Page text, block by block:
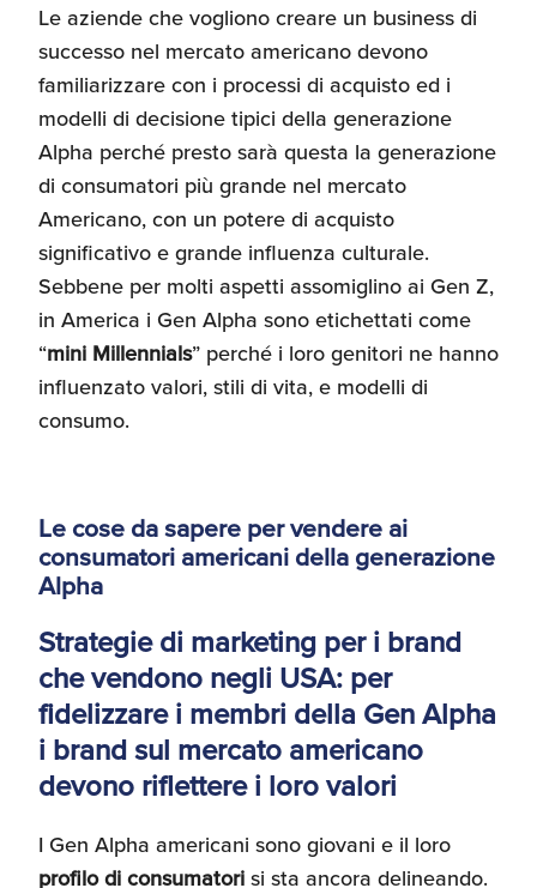
Le aziende che vogliono creare un business di
successo nel mercato americano devono
familiarizzare con i processi di acquisto ed i
modelli di decisione tipici della generazione
Alpha perché presto sarà questa la generazione
di consumatori più grande nel mercato
Americano, con un potere di acquisto
significativo e grande influenza culturale.
Sebbene per molti aspetti assomiglino ai Gen Z,
in America i Gen Alpha sono etichettati come
“mini Millennials” perché i loro genitori ne hanno
influenzato valori, stili di vita, e modelli di
consumo.
Le cose da sapere per vendere ai
consumatori americani della generazione
Alpha
Strategie di marketing per i brand
che vendono negli USA: per
fidelizzare i membri della Gen Alpha
i brand sul mercato americano
devono riflettere i loro valori
I Gen Alpha americani sono giovani e il loro
profilo di consumatorisi sta ancora delineando.